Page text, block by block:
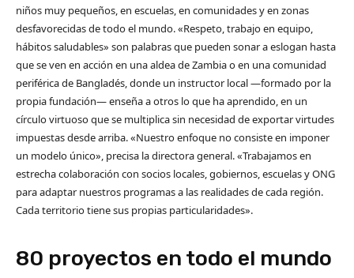
niños muy pequeños, en escuelas, en comunidades y en zonas
desfavorecidas de todo el mundo. «Respeto, trabajo en equipo,
hábitos saludables» son palabras que pueden sonar a eslogan hasta
que se ven en acción en una aldea de Zambia o en una comunidad
periférica de Bangladés, donde un instructor local —formado por la
propia fundación— enseña a otros lo que ha aprendido, en un
círculo virtuoso que se multiplica sin necesidad de exportar virtudes
impuestas desde arriba. «Nuestro enfoque no consiste en imponer
un modelo único», precisa la directora general. «Trabajamos en
estrecha colaboración con socios locales, gobiernos, escuelas y ONG
para adaptar nuestros programas a las realidades de cada región.
Cada territorio tiene sus propias particularidades».
80 proyectos en todo el mundo